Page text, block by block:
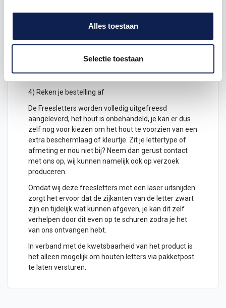
Alles toestaan
Selectie toestaan
1) Geef aan welke formaat je wenst te ontvangen, de
aantal letters aan
3) Plaats het in je winkelwagen
4) Reken je bestelling af
De Freesletters worden volledig uitgefreesd
aangeleverd, het hout is onbehandeld, je kan er dus
zelf nog voor kiezen om het hout te voorzien van een
extra beschermlaag of kleurtje. Zit je lettertype of
afmeting er nou niet bij? Neem dan gerust contact
met ons op, wij kunnen namelijk ook op verzoek
produceren.
Omdat wij deze freesletters met een laser uitsnijden
zorgt het ervoor dat de zijkanten van de letter zwart
zijn en tijdelijk wat kunnen afgeven, je kan dit zelf
verhelpen door dit even op te schuren zodra je het
van ons ontvangen hebt.
In verband met de kwetsbaarheid van het product is
het alleen mogelijk om houten letters via pakketpost
te laten versturen.